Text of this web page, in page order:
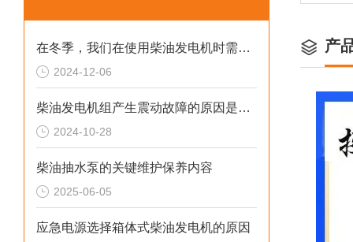
在冬季，我们在使用柴油发电机时需要注意什么呢？
2024-12-06
柴油发电机组产生震动故障的原因是什么？
2024-10-28
柴油抽水泵的关键维护保养内容
2025-06-05
应急电源选择箱体式柴油发电机的原因
产